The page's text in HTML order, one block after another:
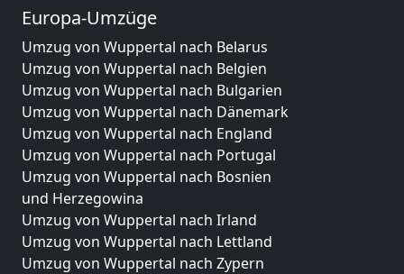
Europa-Umzüge
Umzug von Wuppertal nach Belarus
Umzug von Wuppertal nach Belgien
Umzug von Wuppertal nach Bulgarien
Umzug von Wuppertal nach Dänemark
Umzug von Wuppertal nach England
Umzug von Wuppertal nach Portugal
Umzug von Wuppertal nach Bosnien
und Herzegowina
Umzug von Wuppertal nach Irland
Umzug von Wuppertal nach Lettland
Umzug von Wuppertal nach Zypern